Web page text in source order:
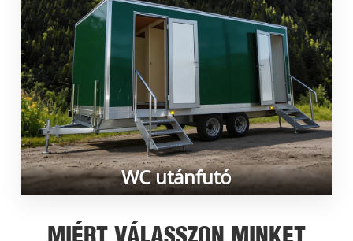
WC utánfutó
MIÉRT VÁLASSZON MINKET